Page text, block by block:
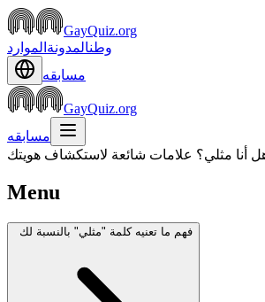
GayQuiz.org
وطنالمدونة الموارد
مسابقه
GayQuiz.org
مسابقه
أنا مثلي؟ علامات شائعة لاستكشاف هويتك
Menu
فهم ما تعنيه كلمة "مثلي" بالنسبة لك